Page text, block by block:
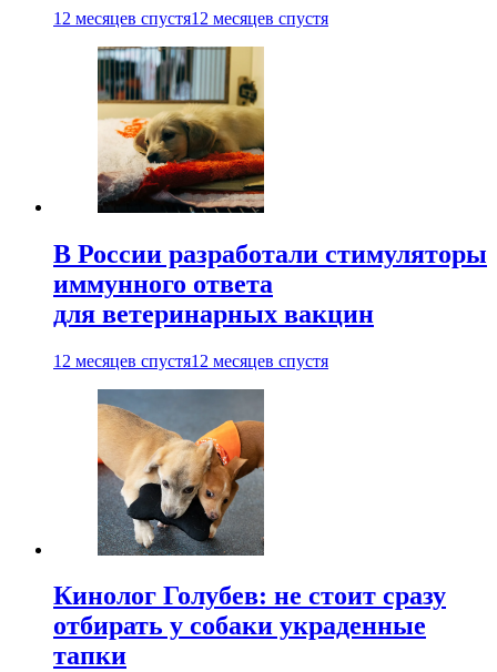
12 месяцев спустя12 месяцев спустя
В России разработали стимуляторы
иммунного ответа
для ветеринарных вакцин
12 месяцев спустя12 месяцев спустя
Кинолог Голубев: не стоит сразу
отбирать у собаки украденные
тапки